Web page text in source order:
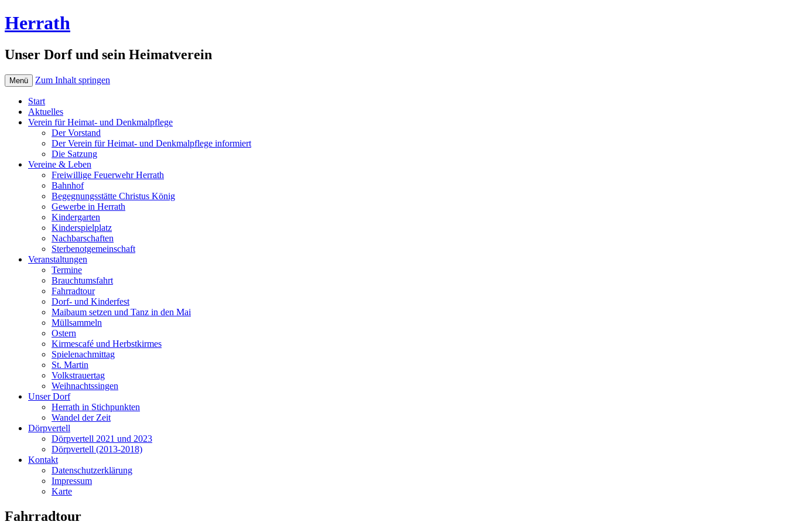
Herrath
Unser Dorf und sein Heimatverein
Menü Zum Inhalt springen
Start
Aktuelles
Verein für Heimat- und Denkmalpflege
Der Vorstand
Der Verein für Heimat- und Denkmalpflege informiert
Die Satzung
Vereine & Leben
Freiwillige Feuerwehr Herrath
Bahnhof
Begegnungsstätte Christus König
Gewerbe in Herrath
Kindergarten
Kinderspielplatz
Nachbarschaften
Sterbenotgemeinschaft
Veranstaltungen
Termine
Brauchtumsfahrt
Fahrradtour
Dorf- und Kinderfest
Maibaum setzen und Tanz in den Mai
Müllsammeln
Ostern
Kirmescafé und Herbstkirmes
Spielenachmittag
St. Martin
Volkstrauertag
Weihnachtssingen
Unser Dorf
Herrath in Stichpunkten
Wandel der Zeit
Dörpvertell
Dörpvertell 2021 und 2023
Dörpvertell (2013-2018)
Kontakt
Datenschutzerklärung
Impressum
Karte
Fahrradtour